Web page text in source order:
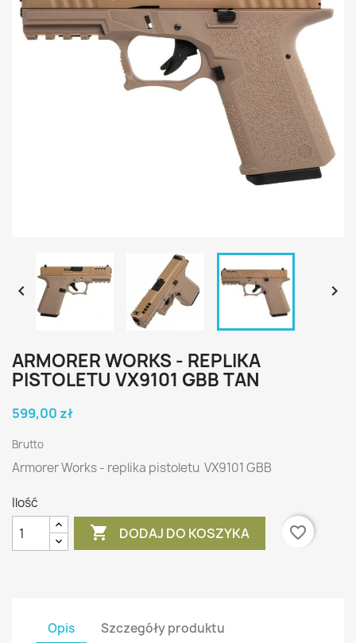
 
ARMORER WORKS - REPLIKA
PISTOLETU VX9101 GBB TAN
599,00 zł
Brutto
Armorer Works - replika pistoletu VX9101 GBB
Ilość
 DODAJ DO KOSZYKA favorite_border
Opis Szczegóły produktu